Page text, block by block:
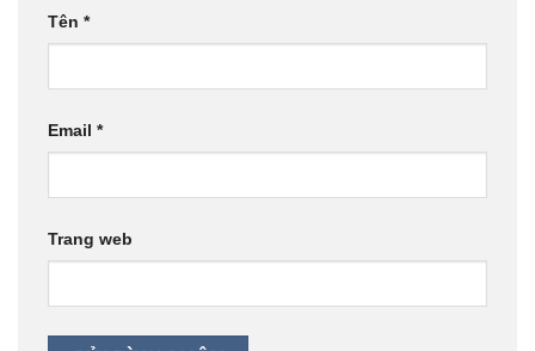
Tên *
Email *
Trang web